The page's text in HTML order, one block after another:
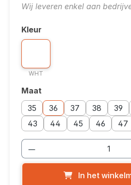
Wij leveren enkel aan
Selecteer
Kleur
Kleuroptie: WHT
WHT
Selecteer
Maat
35
Maatoptie: 35
36
Maatoptie: 36
37
Maatoptie: 37
38
Maatoptie: 38
39
43
Maatoptie: 43
44
Maatoptie: 44
45
Maatoptie: 45
46
Maatoptie:47
In het